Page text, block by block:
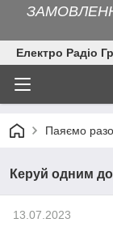
Електро Радіо
Паяємо
Керуй одним
13.07.2023